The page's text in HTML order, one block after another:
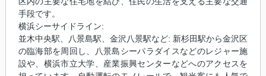
手段です。
横浜シーサイドライン:
並木中央駅、八景島駅、金沢八景駅など: 新杉田駅から金沢区
の臨海部を周回し、八景島シーパラダイスなどのレジャー施
設や、横浜市立大学、産業振興センターなどへのアクセスを